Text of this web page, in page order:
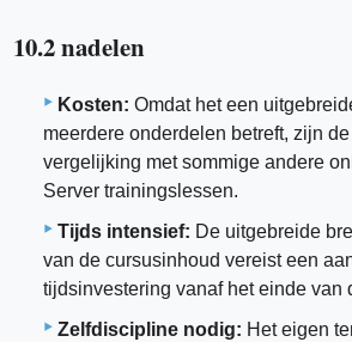
10.2 nadelen
Kosten: Omdat het een
meerdere onderdelen betreft, zijn
vergelijking met sommige andere
Server trainingslessen.
Tijds intensief: De uitgebreide
van de cursusinhoud vereist een
tijdsinvestering vanaf het einde van
Zelfdiscipline nodig: Het eigen